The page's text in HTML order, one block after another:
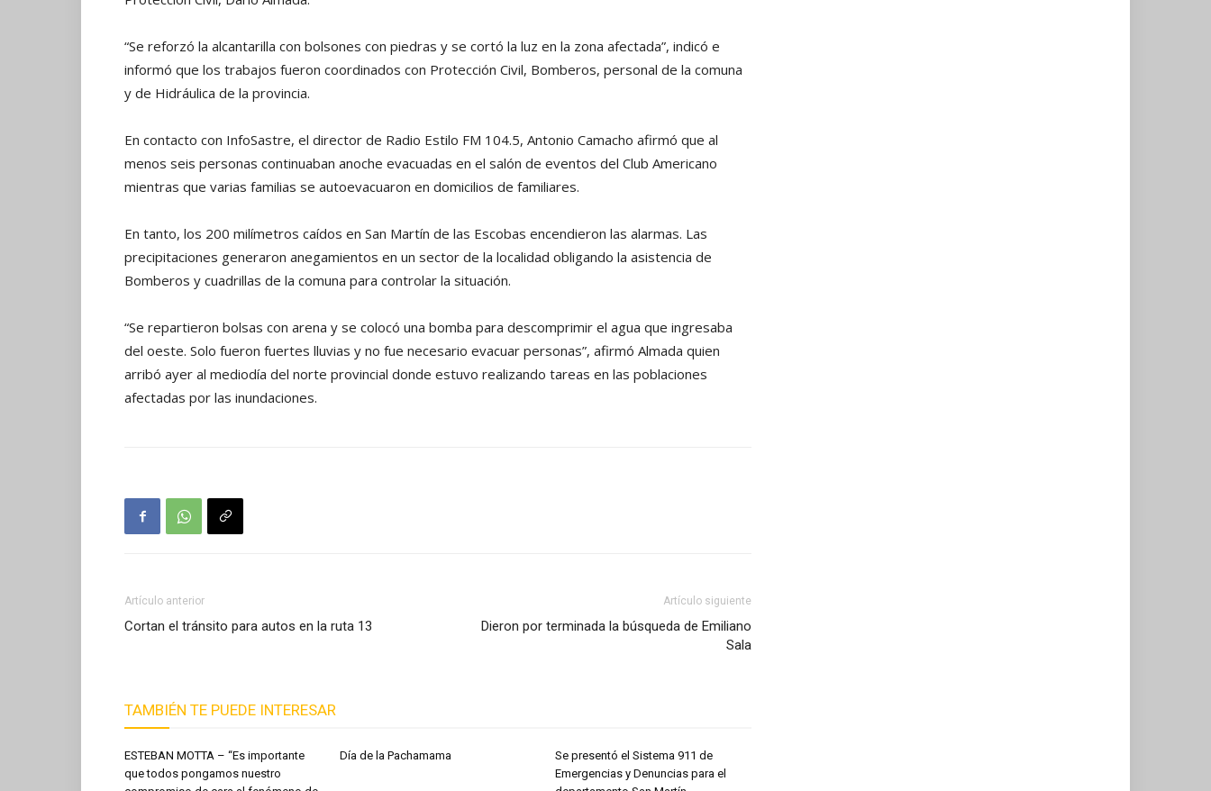
“Se reforzó la alcantarilla con bolsones con piedras y se cortó la luz en la zona afectada”, indicó e
informó que los trabajos fueron coordinados con Protección Civil, Bomberos, personal de la comuna
y de Hidráulica de la provincia.
En contacto con InfoSastre, el director de Radio Estilo FM 104.5, Antonio Camacho afirmó que al
menos seis personas continuaban anoche evacuadas en el salón de eventos del Club Americano
mientras que varias familias se autoevacuaron en domicilios de familiares.
En tanto, los 200 milímetros caídos en San Martín de las Escobas encendieron las alarmas. Las
precipitaciones generaron anegamientos en un sector de la localidad obligando la asistencia de
Bomberos y cuadrillas de la comuna para controlar la situación.
“Se repartieron bolsas con arena y se colocó una bomba para descomprimir el agua que ingresaba
del oeste. Solo fueron fuertes lluvias y no fue necesario evacuar personas”, afirmó Almada quien
arribó ayer al mediodía del norte provincial donde estuvo realizando tareas en las poblaciones
afectadas por las inundaciones.
Artículo anterior
Cortan el tránsito para autos en la ruta 13
Artículo siguiente
Dieron por terminada la búsqueda de Emiliano
Sala
TAMBIÉN TE PUEDE INTERESAR
ESTEBAN MOTTA – “Es importante
que todos pongamos nuestro
Día de la Pachamama
Se presentó el Sistema 911 de
Emergencias y Denuncias para el